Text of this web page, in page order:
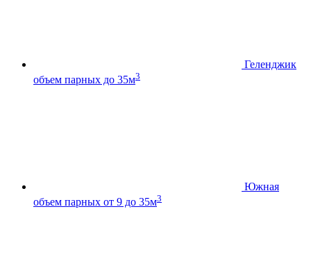
Геленджик
объем парных до 35м3
Южная
объем парных от 9 до 35м3